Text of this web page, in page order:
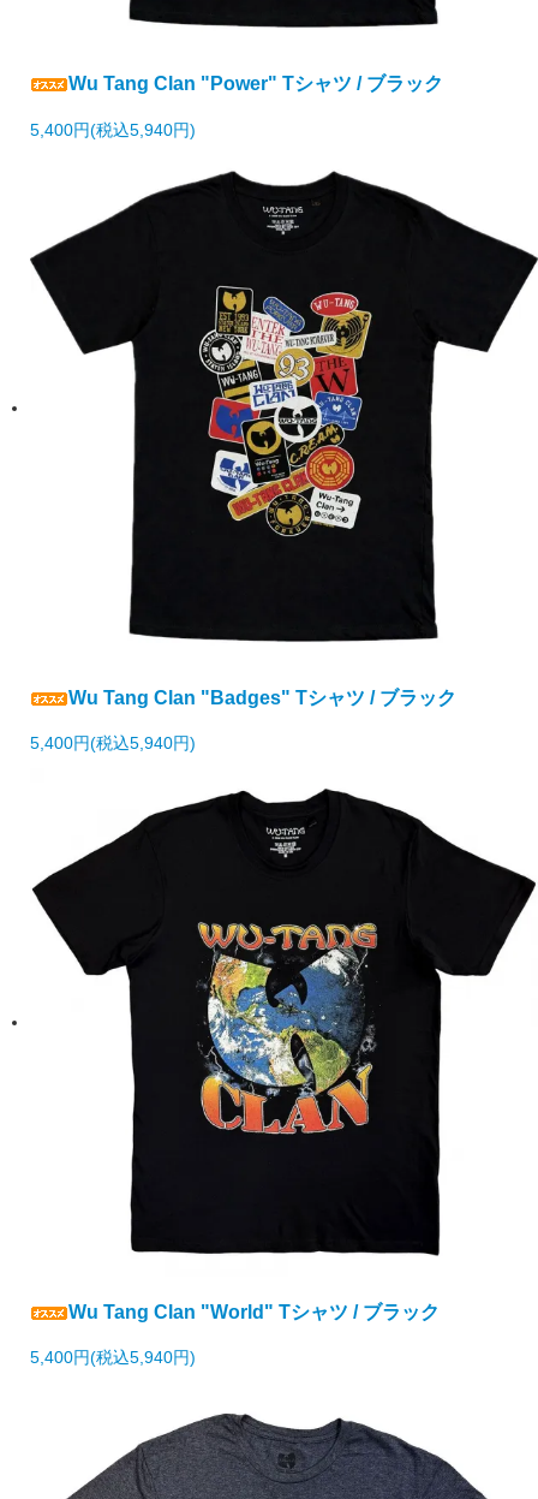
Wu Tang Clan "Power" Tシャツ / ブラック
5,400円(税込5,940円)
Wu Tang Clan "Badges" Tシャツ / ブラック
5,400円(税込5,940円)
Wu Tang Clan "World" Tシャツ / ブラック
5,400円(税込5,940円)